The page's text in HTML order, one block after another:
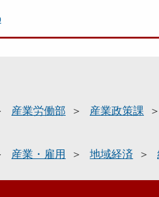
産業労働部 産業政策課
産業・雇用 地域経済